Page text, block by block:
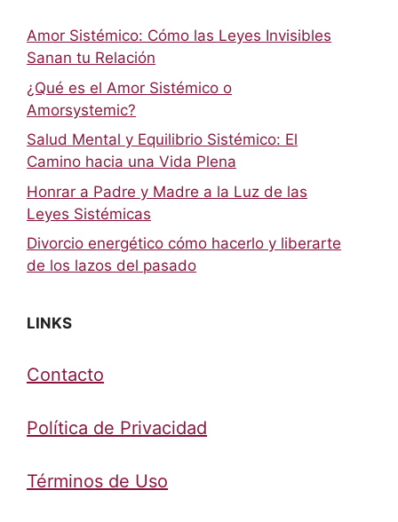
Amor Sistémico: Cómo las Leyes Invisibles
Sanan tu Relación
¿Qué es el Amor Sistémico o
Amorsystemic?
Salud Mental y Equilibrio Sistémico: El
Camino hacia una Vida Plena
Honrar a Padre y Madre a la Luz de las
Leyes Sistémicas
Divorcio energético cómo hacerlo y liberarte
de los lazos del pasado
LINKS
Contacto
Política de Privacidad
Términos de Uso